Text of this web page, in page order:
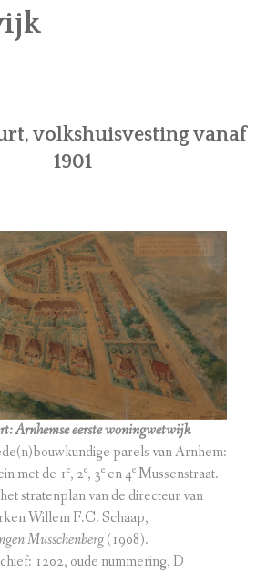
volkshuisvesting vanaf
1901
Arnhemse eerste woningwetwijk
parels van Arnhem:
met de 1e, 2e, 3e en 4eMussenstraat.
stratenplan van de directeur van
Willem F.C. Schaap,
Musschenberg(1908).
1202, oude nummering, D